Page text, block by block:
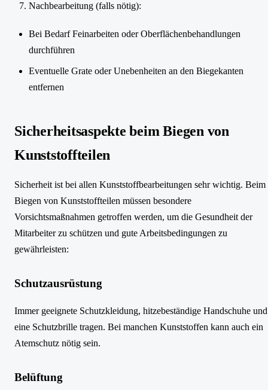
Nachbearbeitung (falls nötig):
Bei Bedarf Feinarbeiten oder Oberflächenbehandlungen
durchführen
Eventuelle Grate oder Unebenheiten an den Biegekanten
entfernen
Sicherheitsaspekte beim Biegen von
Kunststoffteilen
Sicherheit ist bei allen Kunststoffbearbeitungen sehr wichtig. Beim
Biegen von Kunststoffteilen müssen besondere
Vorsichtsmaßnahmen getroffen werden, um die Gesundheit der
Mitarbeiter zu schützen und gute Arbeitsbedingungen zu
gewährleisten:
Schutzausrüstung
Immer geeignete Schutzkleidung, hitzebeständige Handschuhe und
eine Schutzbrille tragen. Bei manchen Kunststoffen kann auch ein
Atemschutz nötig sein.
Belüftung